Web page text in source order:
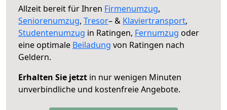
Allzeit bereit für Ihren Firmenumzug,
Seniorenumzug, Tresor– & Klaviertransport,
Studentenumzug in Ratingen, Fernumzug oder
eine optimale Beiladung von Ratingen nach
Geldern.
Erhalten Sie jetzt in nur wenigen Minuten
unverbindliche und kostenfreie Angebote.